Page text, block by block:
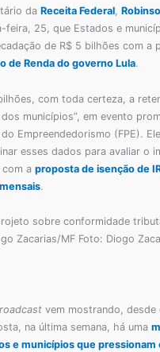
da Receita Federal,
feira, 25, que Estados e
de R$ 5 bilhões com a
de Renda do governo Lula.
com toda certeza, a
municípios”, em evento
Empreendedorismo (FPE).
esses dados para avaliar o
com a proposta de isenção de
.
sobre conformidade
Zacarias/MF Foto: Diogo
vem mostrando, desde
na última semana, há uma
e municípios que pressionam